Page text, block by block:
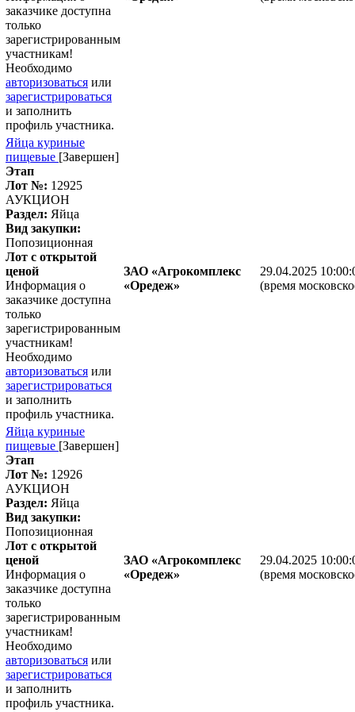
заказчике доступна
только
зарегистрированным
участникам!
Необходимо
авторизоваться или
зарегистрироваться
и заполнить
профиль участника.
Яйца куриные
пищевые [Завершен]
Этап
Лот №: 12925
АУКЦИОН
Раздел: Яйца
Вид закупки:
Попозиционная
Лот с открытой
ценой
Информация о
заказчике доступна
только
зарегистрированным
участникам!
Необходимо
авторизоваться или
зарегистрироваться
и заполнить
профиль участника.
ЗАО «Агрокомплекс
«Оредеж»
29.04.2025
(время
Яйца куриные
пищевые [Завершен]
Этап
Лот №: 12926
АУКЦИОН
Раздел: Яйца
Вид закупки:
Попозиционная
Лот с открытой
ценой
Информация о
заказчике доступна
только
зарегистрированным
участникам!
Необходимо
авторизоваться или
зарегистрироваться
и заполнить
профиль участника.
ЗАО «Агрокомплекс
«Оредеж»
29.04.2025
(время